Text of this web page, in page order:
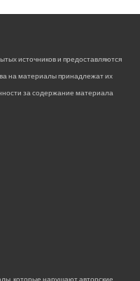
источников и предоставляются
на материалы принадлежат их
за содержание материала
которые нарушают авторские